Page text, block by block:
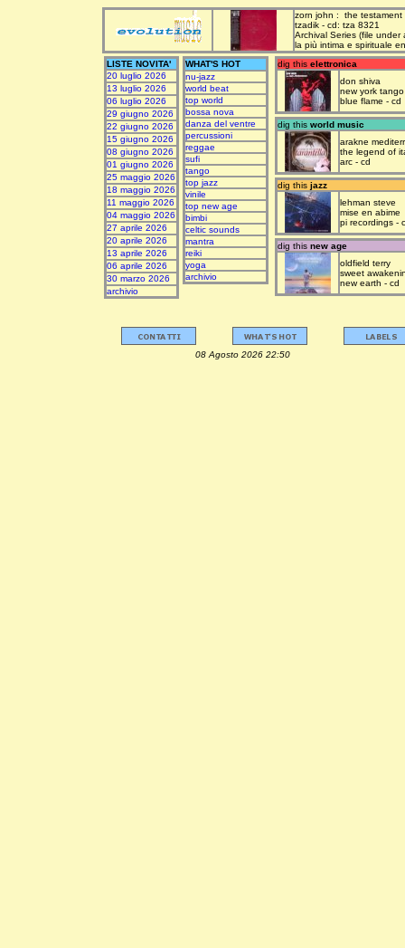
zorn john : the testament
tzadik - cd: tza 8321
Archival Series (file under
la più intima e spirituale
LISTE NOVITA'
20 luglio 2026
13 luglio 2026
06 luglio 2026
29 giugno 2026
22 giugno 2026
15 giugno 2026
08 giugno 2026
01 giugno 2026
25 maggio 2026
18 maggio 2026
11 maggio 2026
04 maggio 2026
27 aprile 2026
20 aprile 2026
13 aprile 2026
06 aprile 2026
30 marzo 2026
archivio
WHAT'S HOT
nu-jazz
world beat
top world
bossa nova
danza del ventre
percussioni
reggae
sufi
tango
top jazz
vinile
top new age
bimbi
celtic sounds
mantra
reiki
yoga
archivio
dig this elettronica
don shiva
new york tango
blue flame - cd
dig this world music
arakne
the legend of
arc - cd
dig this jazz
lehman steve
mise en abime
pi recordings -
dig this new age
oldfield terry
sweet
new earth - cd
08 Agosto 2026 22:50